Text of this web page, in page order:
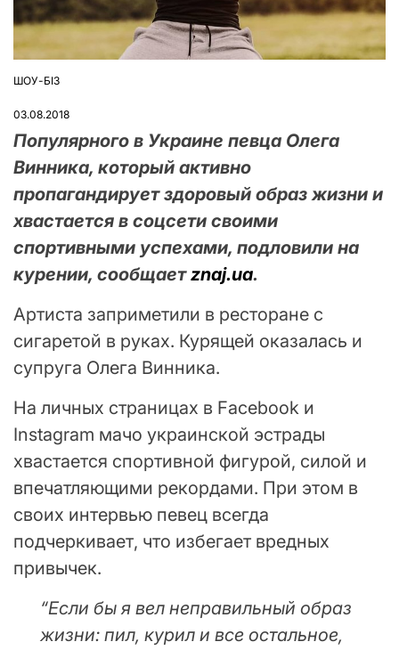
ОПУБЛІКУВАТИ
ШОУ-БІЗ
03.08.2018
Популярного в Украине певца Олега
Винника, который активно
пропагандирует здоровый образ жизни и
хвастается в соцсети своими
спортивными успехами, подловили на
курении, сообщаетznaj.ua.
Артиста заприметили в ресторане с
сигаретой в руках. Курящей оказалась и
супруга Олега Винника.
На личных страницах в Facebook и
Instagram мачо украинской эстрады
хвастается спортивной фигурой, силой и
впечатляющими рекордами. При этом в
своих интервью певец всегда
подчеркивает, что избегает вредных
привычек.
“Если бы я вел неправильный образ
жизни: пил, курил и все остальное,